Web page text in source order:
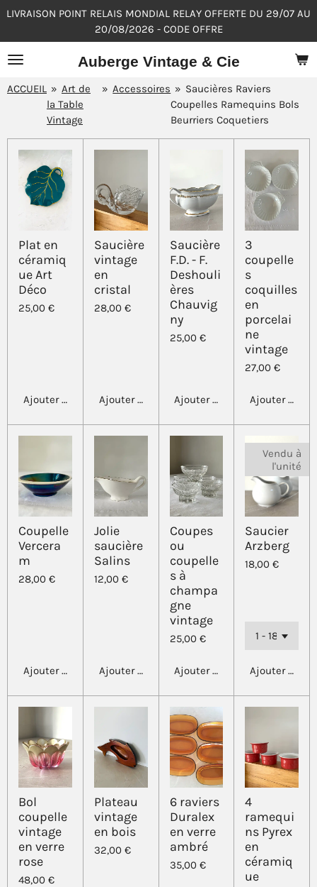
Passer
contenu
principal
Auberge Vintage & Cie
LIVRAISON POINT RELAIS MONDIAL RELAY OFFERTE DU 29/07 AU
20/08/2026 - CODE OFFRE
ACCUEIL » Art de
la Table
Vintage
» Accessoires » Saucières Raviers
Coupelles Ramequins Bols
Beurriers Coquetiers
Plat en
céramiq
ue Art
Déco
25,00 €
Ajouter au panier
Saucière
vintage
en
cristal
28,00 €
Ajouter au panier
Saucière
F.D. - F.
Deshouli
ères
Chauvig
ny
25,00 €
Ajouter au panier
3
coupelle
s
coquilles
en
porcelai
ne
vintage
27,00 €
Ajouter au
Coupelle
Vercera
m
28,00 €
Ajouter au panier
Jolie
saucière
Salins
12,00 €
Ajouter au panier
Coupes
ou
coupelle
s à
champa
gne
vintage
25,00 €
Ajouter au panier
Vendu à
l'unité
Saucier
Arzberg
18,00 €
Ajouter au
Bol
coupelle
vintage
en verre
rose
48,00 €
Plateau
vintage
en bois
32,00 €
6 raviers
Duralex
en verre
ambré
35,00 €
4
ramequi
ns Pyrex
en
céramiq
ue